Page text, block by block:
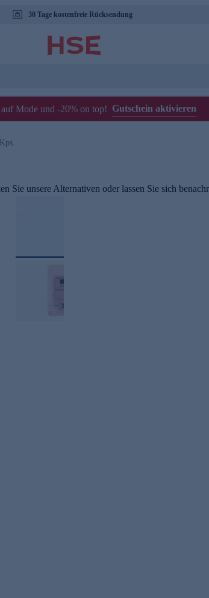
30 Tage kostenfreie Rücksendung
Mode und -20% on top! Gutschein aktivieren
Sie unsere Alternativen oder lassen Sie sich